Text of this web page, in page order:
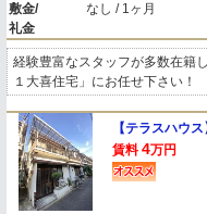
敷金/
礼金
なし / 1ヶ月
経験豊富なスタッフが多数在籍
１大喜住宅」にお任せ下さい！
【テラスハウス
賃料 4万円